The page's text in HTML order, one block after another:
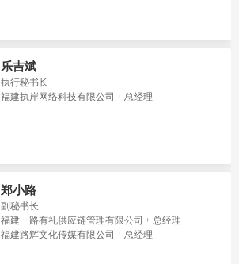
乐吉斌
执行秘书长
福建执岸网络科技有限公司
总经理
郑小路
副秘书长
福建一路有礼供应链管理有限公司
总经理
福建路辉文化传媒有限公司
总经理